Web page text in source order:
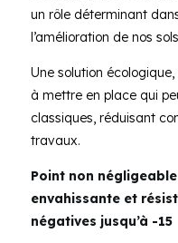
un rôle déterminant
l’amélioration de nos
Une solution
à mettre en place qui
classiques, réduisant
travaux.
Point non
envahissante et
négatives jusqu’à -15